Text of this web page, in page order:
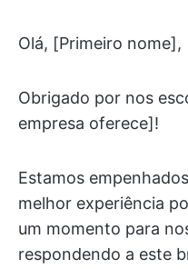
Olá, [Primeiro nome],
Obrigado por nos
empresa oferece]!
Estamos
melhor experiência
um momento para
respondendo a este